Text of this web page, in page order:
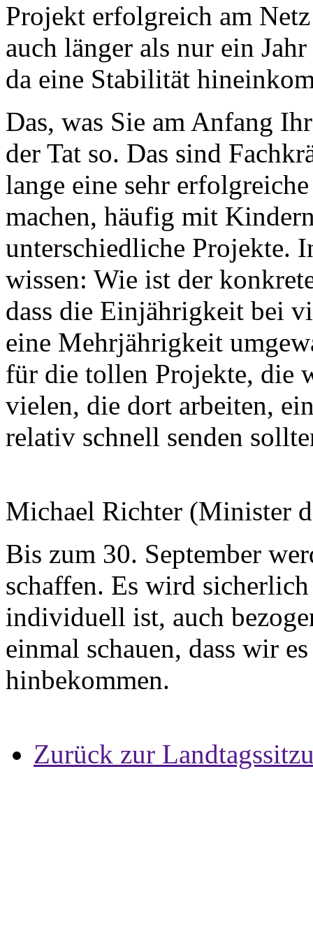
Projekt erfolgreich am
auch länger als nur ein
da eine Stabilität
Das, was Sie am Anfang
der Tat so. Das sind
lange eine sehr
machen, häufig mit
unterschiedliche Projekte.
wissen: Wie ist der
dass die Einjährigkeit bei
eine Mehrjährigkeit
für die tollen Projekte, die
vielen, die dort arbeiten,
relativ schnell senden
Michael Richter (Minister
Bis zum 30. September
schaffen. Es wird
individuell ist, auch
einmal schauen, dass wir
hinbekommen.
Zurück zur